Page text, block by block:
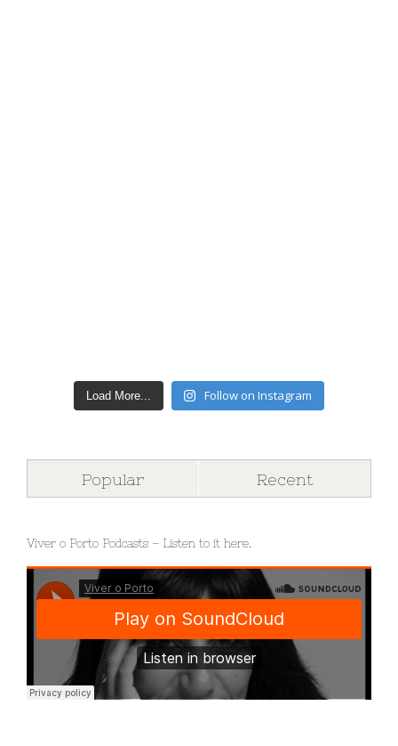
Load More... Follow on Instagram
Popular Recent
Viver o Porto Podcasts – Listen to it here.